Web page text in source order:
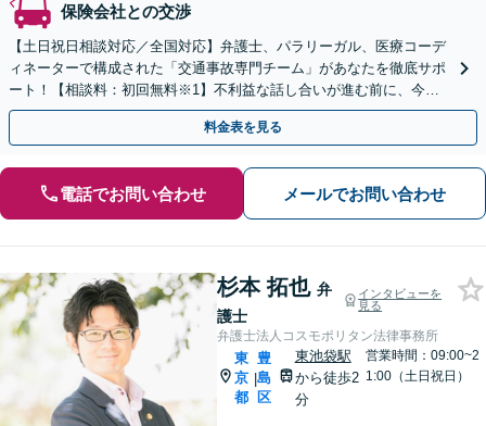
保険会社との交渉
【土日祝日相談対応／全国対応】弁護士、パラリーガル、医療コーデ
ィネーターで構成された「交通事故専門チーム」があなたを徹底サポ
ート！【相談料：初回無料※1】不利益な話し合いが進む前に、今す
ぐ相談！
料金表を見る
電話でお問い合わせ メールでお問い合わせ
杉本 拓也 弁
護士
インタビューを
見る
弁護士法人コスモポリタン法律事務所
東
京
都
|
豊
島
区
東池袋駅
から徒歩2
分
営業時間：09:00~2
1:00（土日祝日）